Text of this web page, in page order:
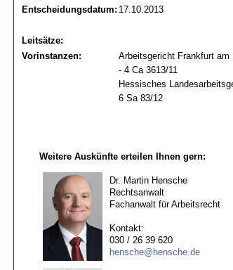
Entscheidungsdatum: 17.10.2013
Leitsätze:
Vorinstanzen:
Arbeitsgericht Frankfurt am
- 4 Ca 3613/11
Hessisches
6 Sa 83/12
Weitere Auskünfte erteilen Ihnen gern:
Dr. Martin Hensche
Rechtsanwalt
Fachanwalt für Arbeitsrecht
Kontakt:
030 / 26 39 620
hensche@hensche.de